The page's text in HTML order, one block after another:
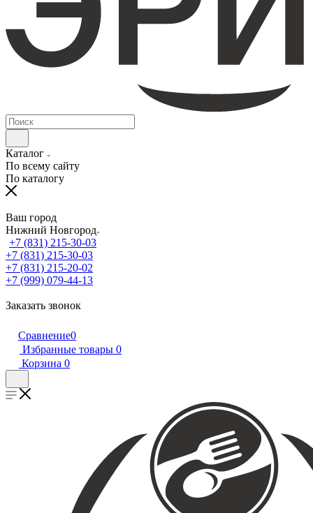
Каталог
По всему сайту
По каталогу
Ваш город
Нижний Новгород
+7 (831) 215-30-03
+7 (831) 215-30-03
+7 (831) 215-20-02
+7 (999) 079-44-13
Заказать звонок
Сравнение0
Избранные товары 0
Корзина 0